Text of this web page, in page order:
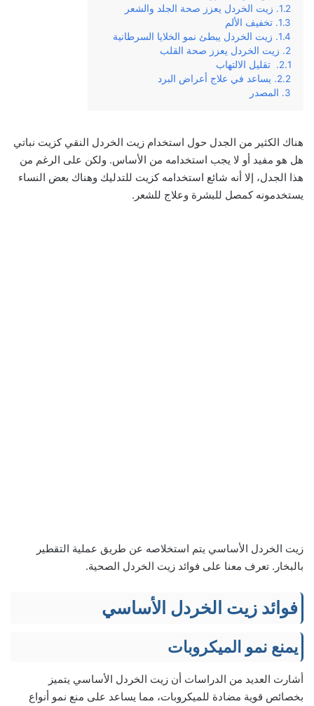
زيت الخردل يعزز صحة الجلد والشعر
تخفيف الألم
زيت الخردل يبطئ نمو الخلايا السرطانية
زيت الخردل يعزز صحة القلب
تقليل الالتهاب
يساعد في علاج أعراض البرد
المصدر
هناك الكثير من الجدل حول استخدام زيت الخردل النقي كزيت نباتي
هل هو مفيد أو لا يجب استخدامه من الأساس. ولكن على الرغم من
هذا الجدل، إلا أنه شائع استخدامه كزيت للتدليك وهناك بعض النساء
يستخدمونه كمصل للبشرة وعلاج للشعر.
زيت الخردل الأساسي يتم استخلاصه عن طريق عملية التقطير
بالبخار. تعرف معنا على فوائد زيت الخردل الصحية.
فوائد زيت الخردل الأساسي
يمنع نمو الميكروبات
أشارت العديد من الدراسات أن زيت الخردل الأساسي يتميز
بخصائص قوية مضادة للميكروبات، مما يساعد على منع نمو أنواع